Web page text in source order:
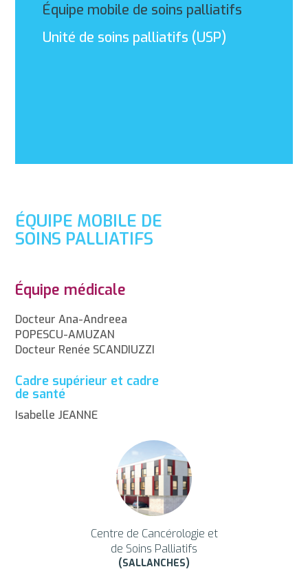
Équipe mobile de soins palliatifs
Unité de soins palliatifs (USP)
ÉQUIPE MOBILE DE
SOINS PALLIATIFS
Équipe médicale
Docteur Ana-Andreea
POPESCU-AMUZAN
Docteur Renée SCANDIUZZI
Cadre supérieur et cadre
de santé
Isabelle JEANNE
Centre de Cancérologie et
de Soins Palliatifs
(SALLANCHES)